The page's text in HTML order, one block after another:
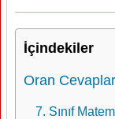
İçindekiler
Oran
7. Sınıf